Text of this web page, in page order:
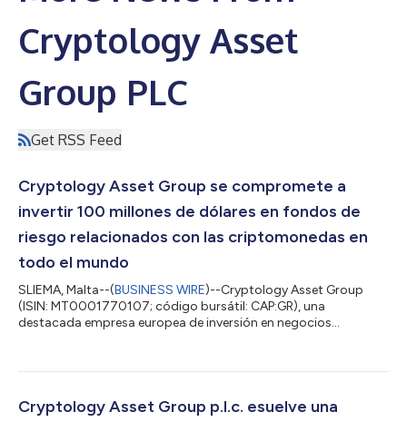
Cryptology Asset
Group PLC
Get RSS Feed
Cryptology Asset Group se compromete a
invertir 100 millones de dólares en fondos de
riesgo relacionados con las criptomonedas en
todo el mundo
SLIEMA, Malta--(BUSINESS WIRE)--Cryptology Asset Group
(ISIN: MT0001770107; código bursátil: CAP:GR), una
destacada empresa europea de inversión en negocios
Novogratz, tiene previsto invertir 100 millones de dólares en los
criptomonedas. Para crear su cartera de fondos, Cryptology
Cryptology Asset Group p.l.c. esuelve una